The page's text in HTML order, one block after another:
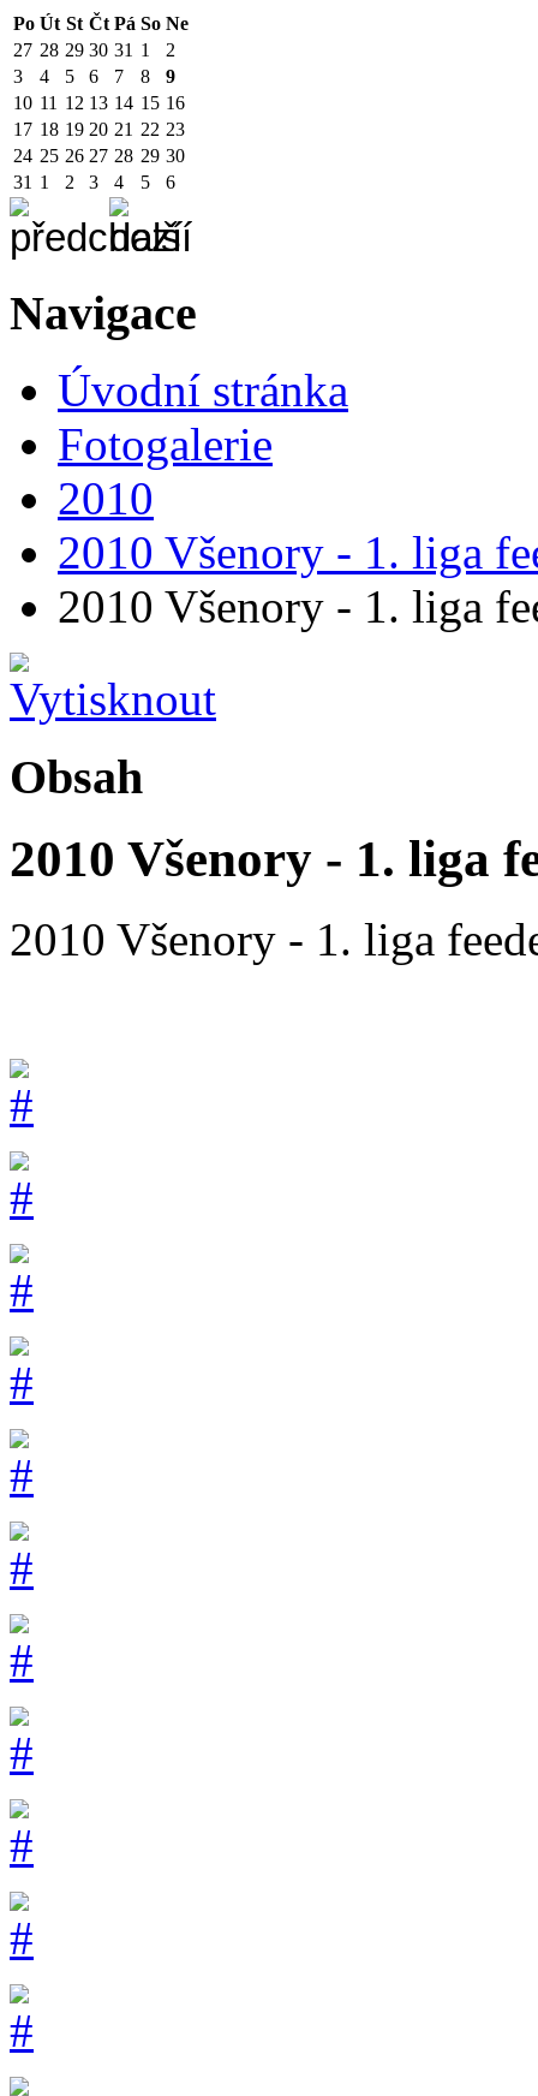
Po Út St Čt Pá So Ne
27 28 29 30 31 1
2
3
4 5 6 7 8
9
10 11 12 13 14 15 16
17 18 19 20 21 22 23
24 25 26 27 28 29 30
31 1 2 3 4 5 6
Navigace
Úvodní stránka
Fotogalerie
2010
2010 Všenory - 1. liga
2010 Všenory - 1. liga
Obsah
2010 Všenory - 1. liga
2010 Všenory - 1. liga